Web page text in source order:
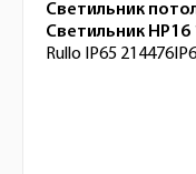
Светильник
Светильник HP16
Rullo IP65